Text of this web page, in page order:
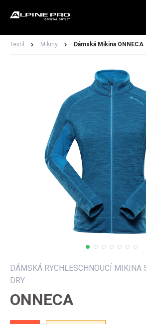
Textil Mikiny Dámská Mikina ONNECA
DÁMSKÁ RYCHLESCHNOUCÍ MIKINA
DRY
ONNECA
Upozornění budeme zasílat na Vámi
Hlídacího psa můžete kdykoliv zrušit ve